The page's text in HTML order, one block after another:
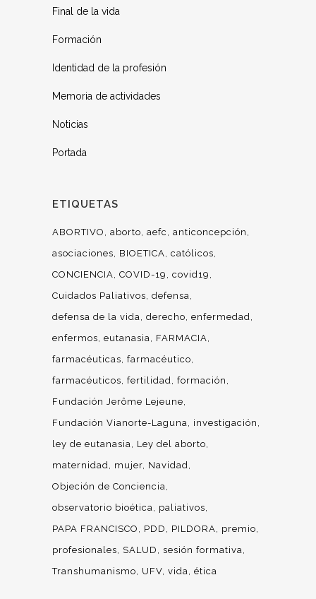
Final de la vida
Formación
Identidad de la profesión
Memoria de actividades
Noticias
Portada
ETIQUETAS
ABORTIVO aborto aefc
anticoncepción
asociaciones
BIOETICA católicos
CONCIENCIA COVID-19
covid19
Cuidados Paliativos defensa
defensa de la vida derecho enfermedad
enfermos eutanasia
FARMACIA
farmacéuticas farmacéutico
farmacéuticos fertilidad formación
Fundación Jerôme Lejeune
Fundación Vianorte-Laguna
investigación
ley de eutanasia
Ley del aborto
maternidad
mujer Navidad
Objeción de Conciencia
observatorio bioética
paliativos
PAPA FRANCISCO
PDD PILDORA
premio
profesionales
SALUD
sesión formativa
Transhumanismo
UFV vida ética